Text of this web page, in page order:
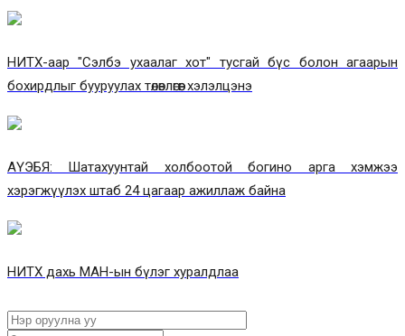
НИТХ-аар "Сэлбэ ухаалаг хот" тусгай бүс болон агаарын
бохирдлыг бууруулах төлөвлөгөөг хэлэлцэнэ
АҮЭБЯ: Шатахуунтай холбоотой богино арга хэмжээ
хэрэгжүүлэх штаб 24 цагаар ажиллаж байна
НИТХ дахь МАН-ын бүлэг хуралдлаа